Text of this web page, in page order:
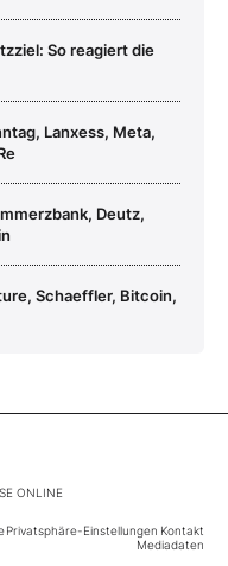
So reagiert die
Lanxess, Meta,
Deutz,
Schaeffler, Bitcoin,
ONLINE
Privatsphäre-Einstellungen Kontakt
Mediadaten